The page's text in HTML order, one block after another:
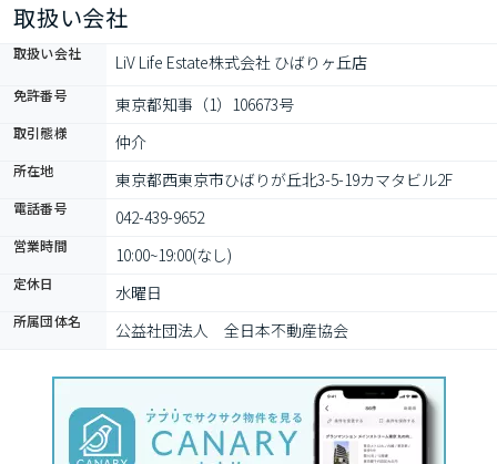
取扱い会社
取扱い会社 LiV Life Estate株式会社 ひばりヶ丘店
免許番号 東京都知事（1）106673号
取引態様 仲介
所在地 東京都西東京市ひばりが丘北3-5-19カマタビル2F
電話番号 042-439-9652
営業時間 10:00~19:00(なし)
定休日 水曜日
所属団体名 公益社団法人　全日本不動産協会